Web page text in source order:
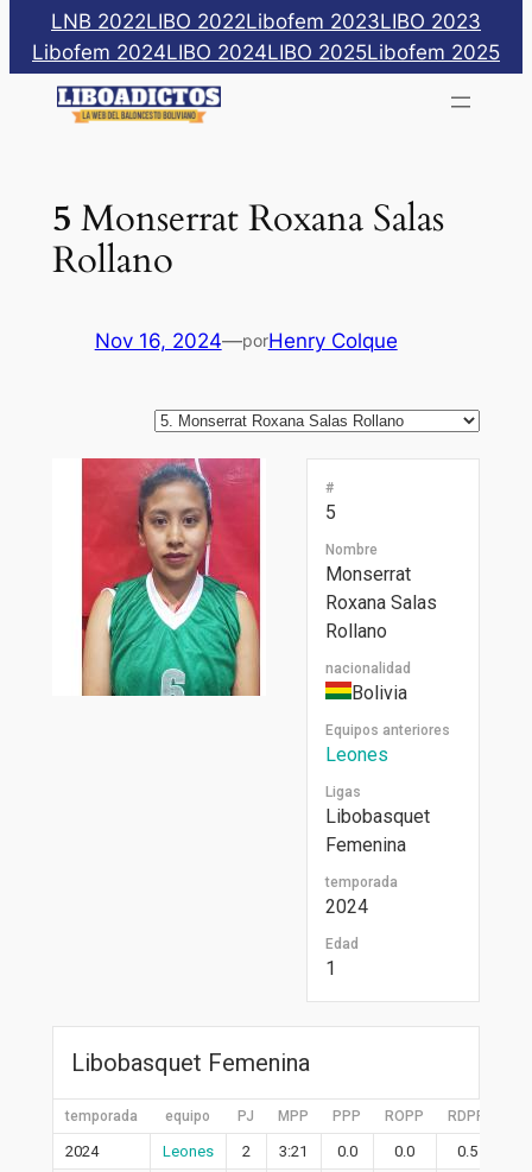
Saltar
contenido
LNB 2022LIBO 2022Libofem 2023LIBO 2023
Libofem 2024LIBO 2024LIBO 2025Libofem 2025
5 Monserrat Roxana Salas
Rollano
Nov 16, 2024—porHenry Colque
#
5
Nombre
Monserrat
Roxana Salas
Rollano
nacionalidad
Bolivia
Equipos anteriores
Leones
Ligas
Libobasquet
Femenina
temporada
2024
Edad
1
Libobasquet Femenina
temporada equipo PJ MPP PPP ROPP RDPP
2024 Leones 2 3:21 0.0 0.0 0.5